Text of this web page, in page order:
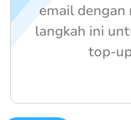
email dengan
langkah ini
top-